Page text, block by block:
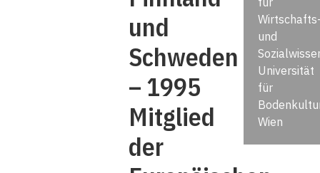
und
Schweden
– 1995
Mitglied
der
Wirtschafts-
und
Universität
für
Wien